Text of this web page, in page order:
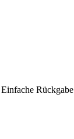
Einfache Rückgabe